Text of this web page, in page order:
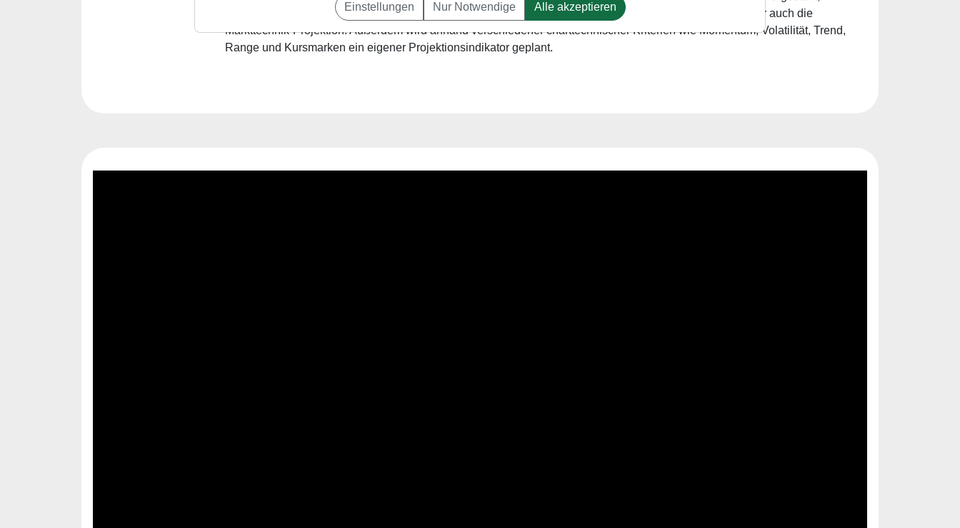
welche Kursmarken für den zukünftigen Kursverlauf vorgeben. Dazu gehört z.B. der Ichimoku Indikator oder auch die
Markttechnik-Projektion. Außerdem wird anhand verschiedener charttechnischer Kriterien wie Momentum, Volatilität, Trend,
Range und Kursmarken ein eigener Projektionsindikator geplant.
Einstellungen Nur Notwendige Alle akzeptieren